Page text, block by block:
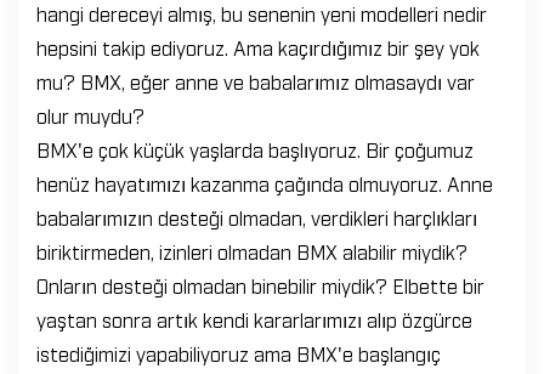
hangi dereceyi almış, bu senenin yeni modelleri nedir
hepsini takip ediyoruz. Ama kaçırdığımız bir şey yok
mu? BMX, eğer anne ve babalarımız olmasaydı var
olur muydu?
BMX'e çok küçük yaşlarda başlıyoruz. Bir çoğumuz
henüz hayatımızı kazanma çağında olmuyoruz. Anne
babalarımızın desteği olmadan, verdikleri harçlıkları
biriktirmeden, izinleri olmadan BMX alabilir miydik?
Onların desteği olmadan binebilir miydik? Elbette bir
yaştan sonra artık kendi kararlarımızı alıp özgürce
istediğimizi yapabiliyoruz ama BMX'e başlangıç